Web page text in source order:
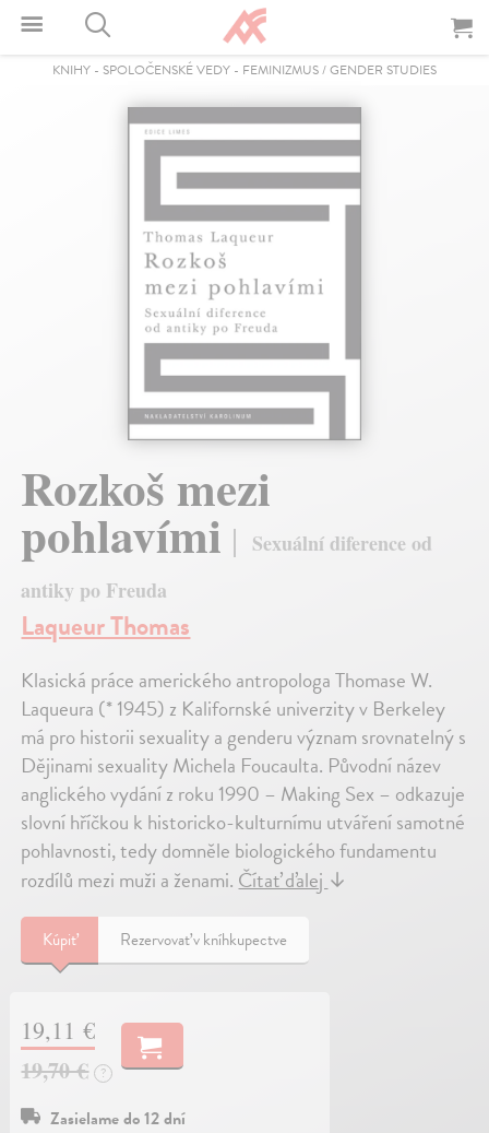
KNIHY - SPOLOČENSKÉ VEDY - FEMINIZMUS / GENDER STUDIES
Rozkoš mezi
pohlavími
Sexuální diference od
antiky po Freuda
Laqueur Thomas
Klasická práce amerického antropologa Thomase W.
Laqueura (* 1945) z Kalifornské univerzity v Berkeley
má pro historii sexuality a genderu význam srovnatelný s
Dějinami sexuality Michela Foucaulta. Původní název
anglického vydání z roku 1990 – Making Sex – odkazuje
slovní hříčkou k historicko-kulturnímu utváření samotné
pohlavnosti, tedy domněle biologického fundamentu
rozdílů mezi muži a ženami. Čítať ďalej ↓
Kúpiť Rezervovať v kníhkupectve
19,11 €
19,70 €
?
Zasielame do 12 dní